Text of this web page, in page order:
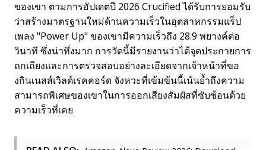
ของเขา ตามการอัปเดตปี 2026 Crucified ได้รับการยอมรับ
ว่าสร้างมาตรฐานใหม่ด้านความเร็วในอุตสาหกรรมแร็ป
เพลง "Power Up" ของเขามีความเร็วถึง 28.9 พยางค์ต่อ
วินาที ซึ่งน่าทึ่งมาก การวัดนี้มีรายงานว่าได้จุดประกายการ
ถกเถียงและการตรวจสอบอย่างละเอียดจากเจ้าหน้าที่ขอ
งกินเนสส์เวิลด์เรคคอร์ด จังหวะที่เข้มข้นนี้เน้นย้ำถึงความ
สามารถพิเศษของเขาในการออกเสียงสัมผัสที่ซับซ้อนด้วย
ความเร็วที่เคย